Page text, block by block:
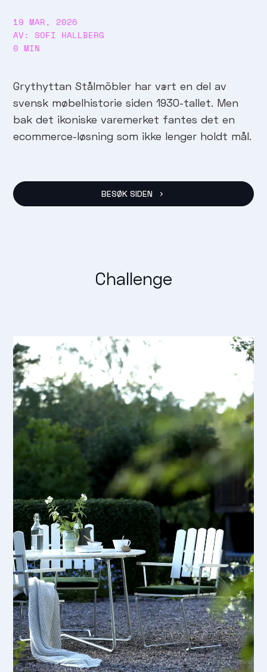
Grythyttan Stålmöbler har vært en del av
svensk møbelhistorie siden 1930-tallet. Men
bak det ikoniske varemerket fantes det en
ecommerce-løsning som ikke lenger holdt mål.
BESØK SIDEN
19 MAR, 2026
AV: SOFI HALLBERG
0 MIN
Challenge